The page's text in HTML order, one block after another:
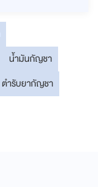
น้ำมันกัญชา
ตำรับยากัญชา